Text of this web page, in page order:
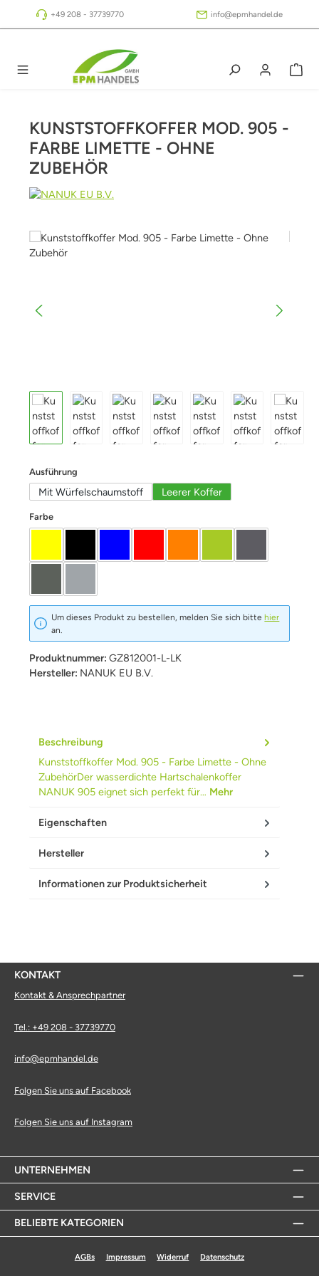
Zum Hauptinhalt springen
+49 208 - 37739770 info@epmhandel.de
KUNSTSTOFFKOFFER MOD. 905 -
FARBE LIMETTE - OHNE
ZUBEHÖR
Bildergalerie überspringen
Ausführung
Mit Würfelschaumstoff Leerer Koffer
Farbeauswählen
Um dieses Produkt zu bestellen, melden Sie sich bittehier
an.
Produktnummer: GZ812001-L-LK
Hersteller: NANUK EU B.V.
Beschreibung
Kunststoffkoffer Mod. 905 - Farbe Limette - Ohne
ZubehörDer wasserdichte Hartschalenkoffer
NANUK 905 eignet sich perfekt für… Mehr
Eigenschaften
Hersteller
Informationen zur Produktsicherheit
KONTAKT
Kontakt & Ansprechpartner
Tel.: +49 208 - 37739770
info@epmhandel.de
Folgen Sie uns auf Facebook
Folgen Sie uns auf Instagram
UNTERNEHMEN
SERVICE
BELIEBTE KATEGORIEN
AGBs Impressum Widerruf Datenschutz